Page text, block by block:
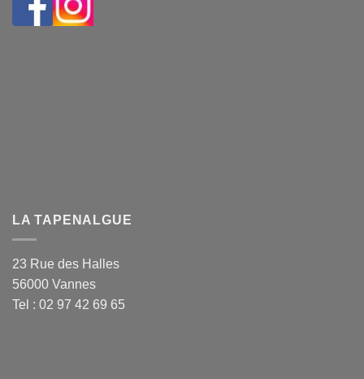
LA TAPENALGUE
23 Rue des Halles
56000 Vannes
Tel : 02 97 42 69 65